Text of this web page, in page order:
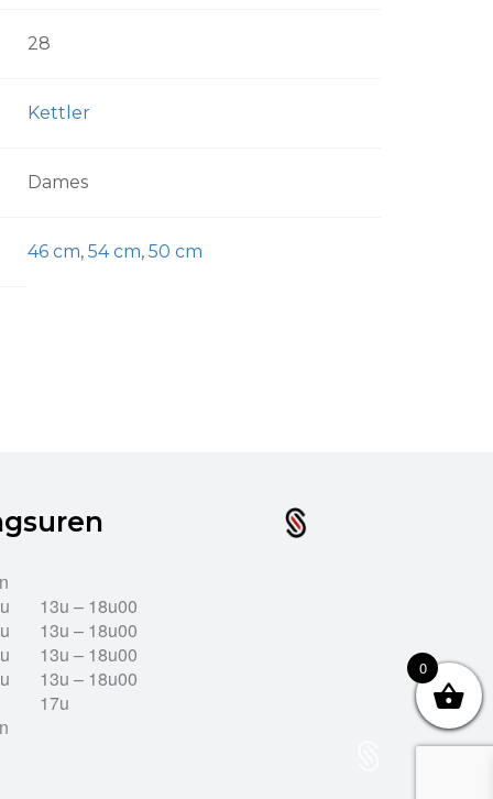
28
Kettler
Dames
46 cm, 54 cm, 50 cm
13u – 18u00
13u – 18u00
13u – 18u00
13u – 18u00
17u
0